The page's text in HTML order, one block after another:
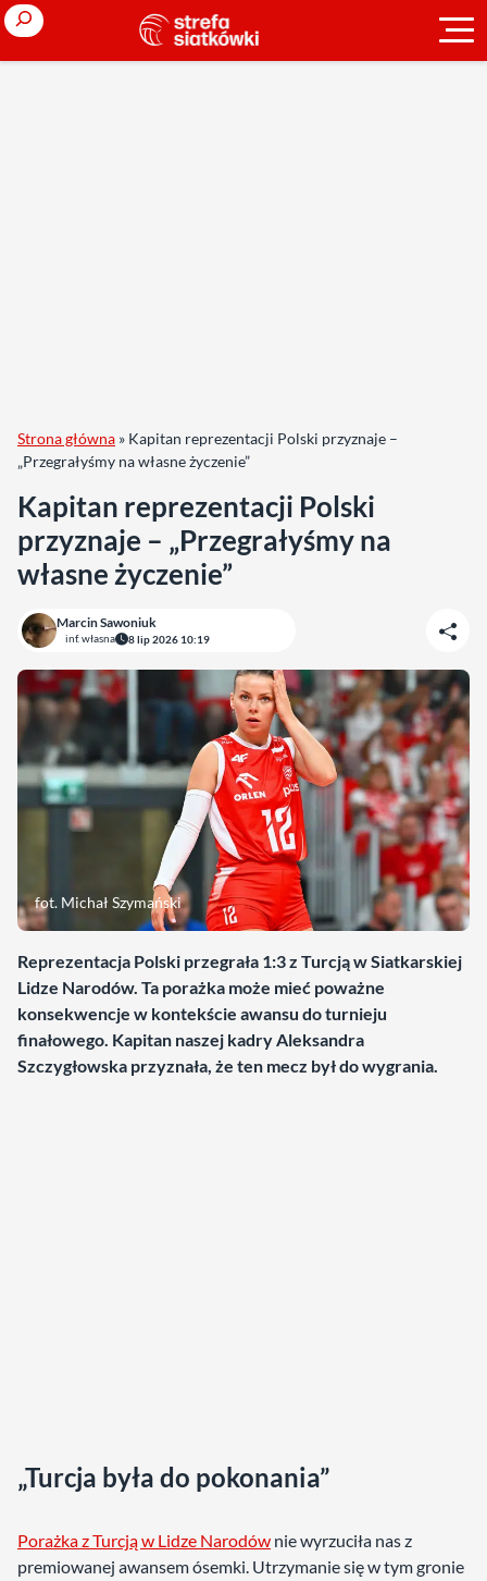
Search
Strona główna » Kapitan reprezentacji Polski przyznaje –
„Przegrałyśmy na własne życzenie”
Kapitan reprezentacji Polski
przyznaje – „Przegrałyśmy na
własne życzenie”
Marcin Sawoniuk
inf. własna 8 lip 2026 10:19
fot. Michał Szymański
Reprezentacja Polski przegrała 1:3 z Turcją w Siatkarskiej
Lidze Narodów. Ta porażka może mieć poważne
konsekwencje w kontekście awansu do turnieju
finałowego. Kapitan naszej kadry Aleksandra
Szczygłowska przyznała, że ten mecz był do wygrania.
„Turcja była do pokonania”
Porażka z Turcją w Lidze Narodów nie wyrzuciła nas z
premiowanej awansem ósemki. Utrzymanie się w tym gronie